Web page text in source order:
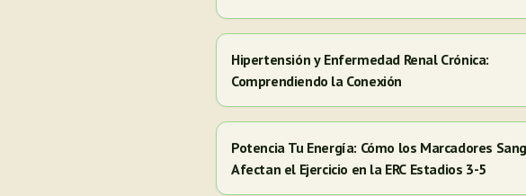
Hipertensión y Enfermedad Renal Crónica:
Comprendiendo la Conexión
Potencia Tu Energía: Cómo los Marcadores
Afectan el Ejercicio en la ERC Estadios 3-5